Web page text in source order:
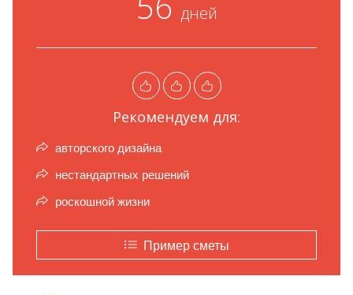
дней
Рекомендуем для:
авторского дизайна
нестандартных решений
роскошной жизни
Пример сметы